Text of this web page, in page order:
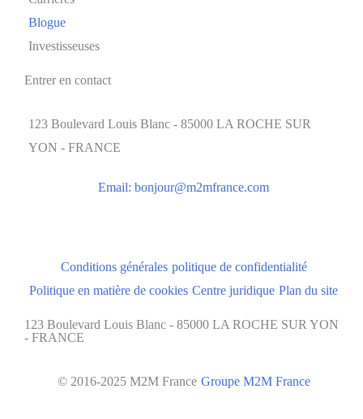
Blogue
Investisseuses
Entrer en contact
123 Boulevard Louis Blanc - 85000 LA ROCHE SUR
YON - FRANCE
Email: bonjour@m2mfrance.com
Conditions générales politique de confidentialité
Politique en matière de cookies Centre juridique Plan du site
123 Boulevard Louis Blanc - 85000 LA ROCHE SUR YON
- FRANCE
© 2016-2025 M2M France Groupe M2M France